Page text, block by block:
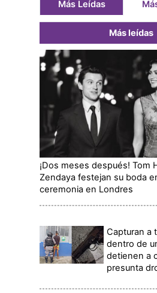
Más Leídas
Más leídas
¡Dos meses después! Tom
Zendaya festejan su boda
ceremonia en Londres
Capturan a
dentro de
detienen a
presunta